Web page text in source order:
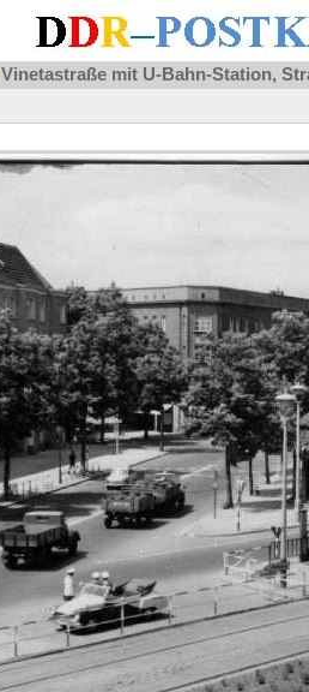
Vinetastraße mit U-Bahn-Station,